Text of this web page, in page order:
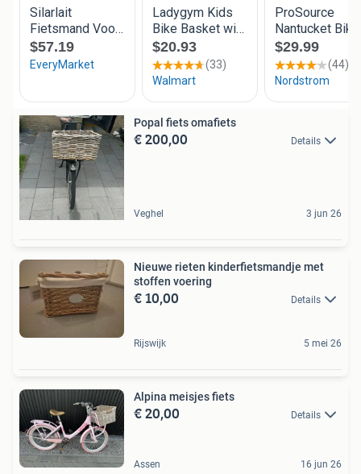
Popal fiets omafiets
€ 200,00 Details
Veghel 3 jun 26
Nieuwe rieten kinderfietsmandje met
stoffen voering
€ 10,00 Details
Rijswijk 5 mei 26
Alpina meisjes fiets
€ 20,00 Details
Assen 16 jun 26